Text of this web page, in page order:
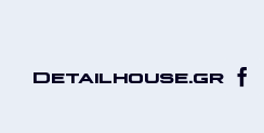
Detailhouse.gr